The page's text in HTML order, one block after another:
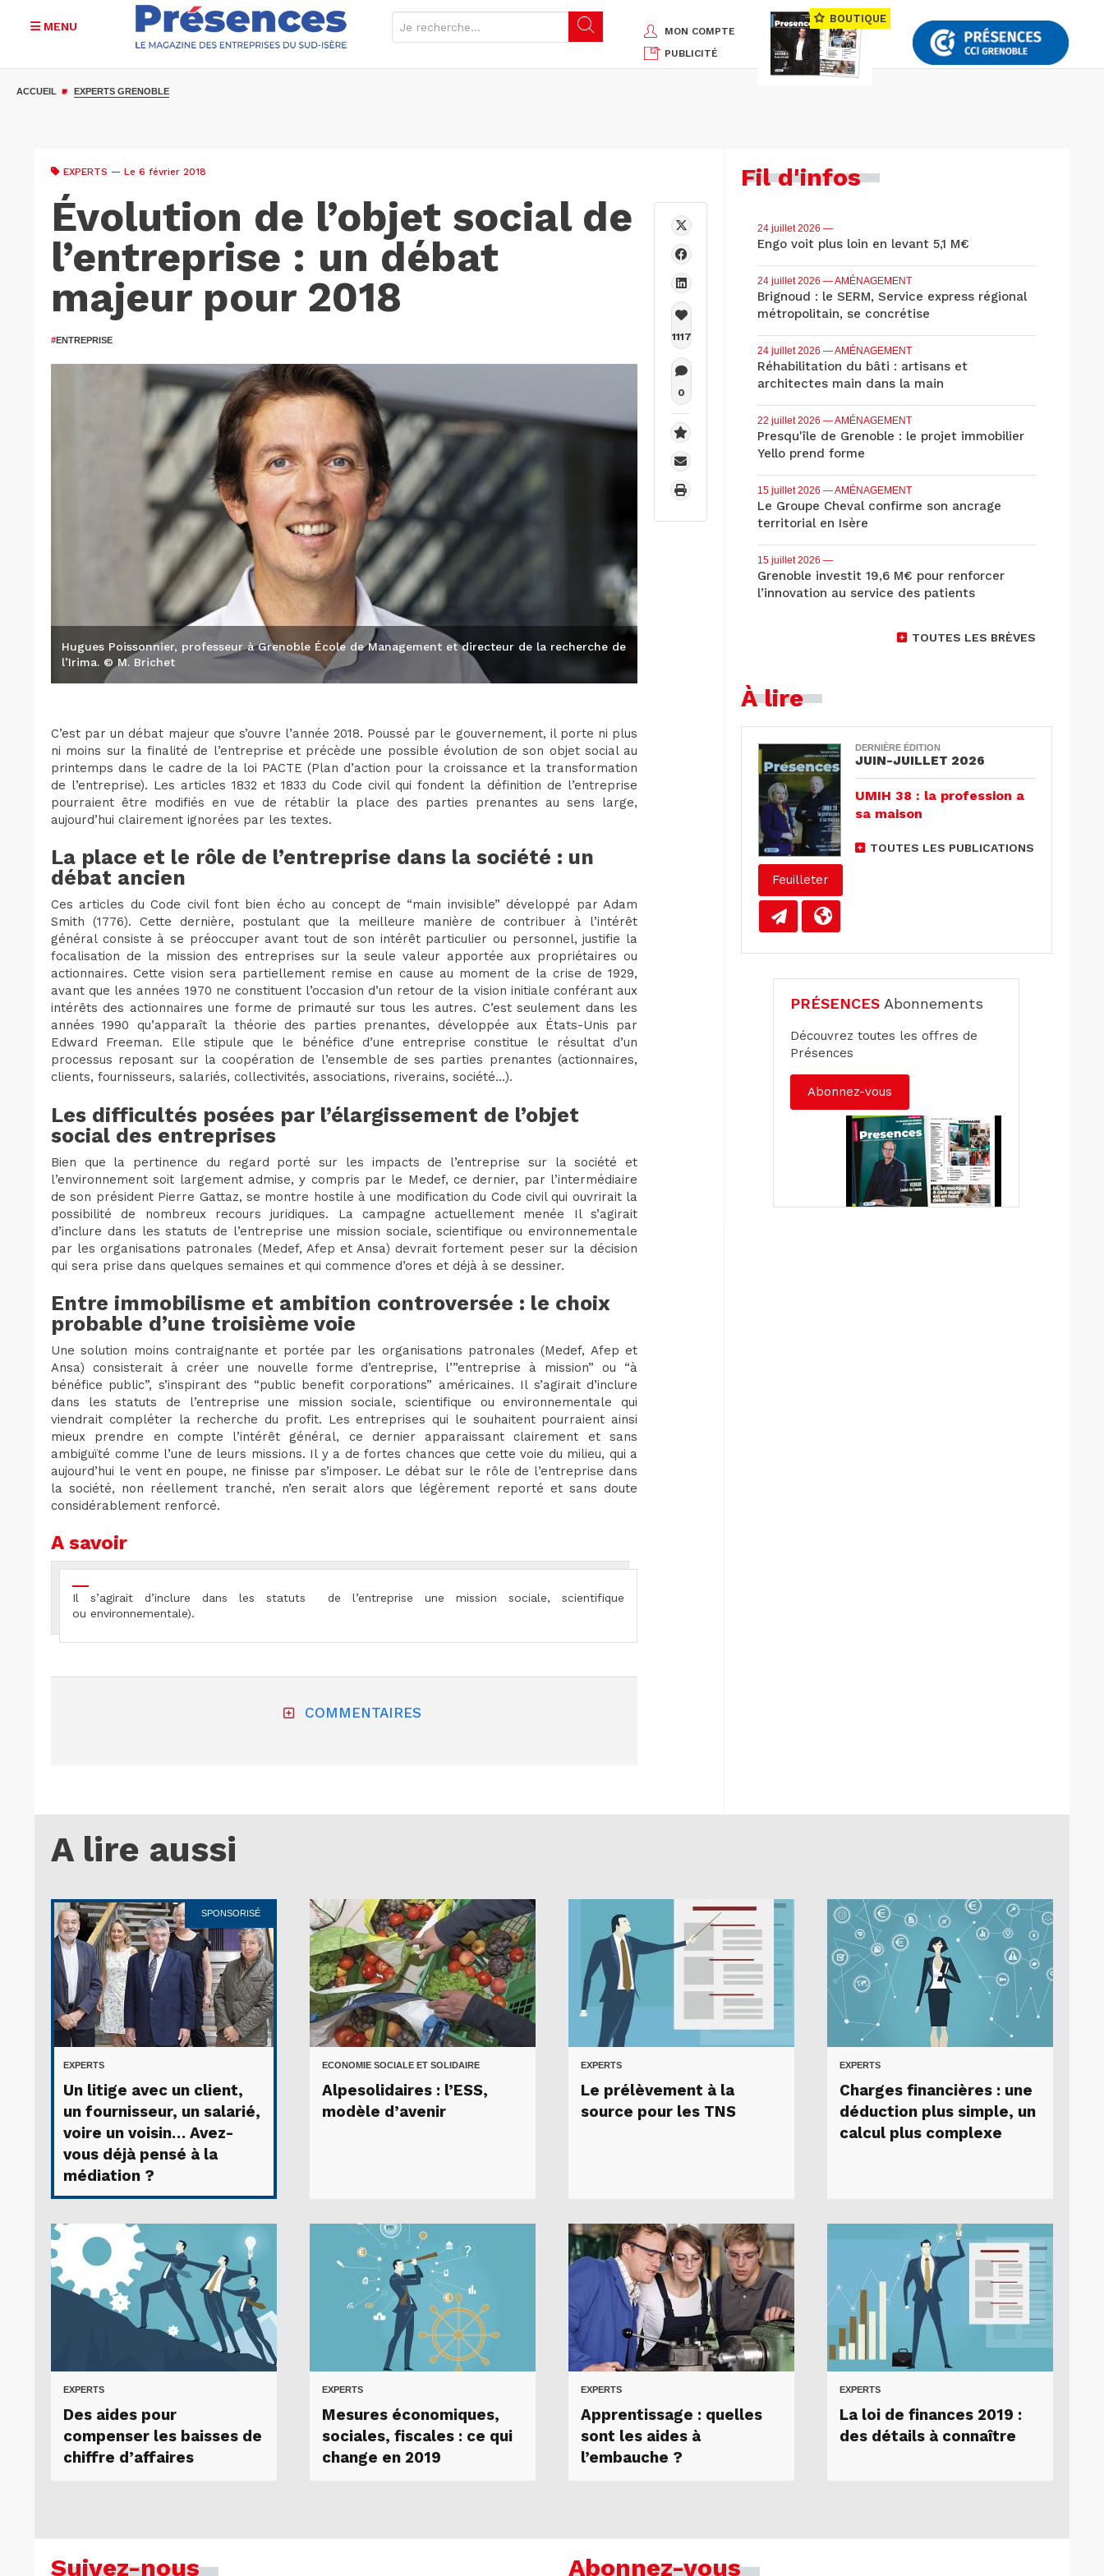
MENU
MON COMPTE
PUBLICITÉ
BOUTIQUE
ACCUEIL EXPERTS GRENOBLE
EXPERTS — Le 6 février 2018
Évolution de l’objet social de
l’entreprise : un débat
majeur pour 2018
#ENTREPRISE
Hugues Poissonnier, professeur à Grenoble École de Management et directeur de la recherche de
l’Irima. © M. Brichet
C’est par un débat majeur que s’ouvre l’année 2018. Poussé par le gouvernement, il porte ni plus
ni moins sur la finalité de l’entreprise et précède une possible évolution de son objet social au
printemps dans le cadre de la loi PACTE (Plan d’action pour la croissance et la transformation
de l’entreprise). Les articles 1832 et 1833 du Code civil qui fondent la définition de l’entreprise
pourraient être modifiés en vue de rétablir la place des parties prenantes au sens large,
aujourd’hui clairement ignorées par les textes.
La place et le rôle de l’entreprise dans la société : un
débat ancien
Ces articles du Code civil font bien écho au concept de “main invisible” développé par Adam
Smith (1776). Cette dernière, postulant que la meilleure manière de contribuer à l’intérêt
général consiste à se préoccuper avant tout de son intérêt particulier ou personnel, justifie la
focalisation de la mission des entreprises sur la seule valeur apportée aux propriétaires ou
actionnaires. Cette vision sera partiellement remise en cause au moment de la crise de 1929,
avant que les années 1970 ne constituent l’occasion d’un retour de la vision initiale conférant aux
intérêts des actionnaires une forme de primauté sur tous les autres. C’est seulement dans les
années 1990 qu’apparaît la théorie des parties prenantes, développée aux États-Unis par
Edward Freeman. Elle stipule que le bénéfice d’une entreprise constitue le résultat d’un
processus reposant sur la coopération de l’ensemble de ses parties prenantes (actionnaires,
clients, fournisseurs, salariés, collectivités, associations, riverains, société...).
Les difficultés posées par l’élargissement de l’objet
social des entreprises
Bien que la pertinence du regard porté sur les impacts de l’entreprise sur la société et
l’environnement soit largement admise, y compris par le Medef, ce dernier, par l’intermédiaire
de son président Pierre Gattaz, se montre hostile à une modification du Code civil qui ouvrirait la
possibilité de nombreux recours juridiques. La campagne actuellement menée Il s’agirait
d’inclure dans les statuts de l’entreprise une mission sociale, scientifique ou environnementale
par les organisations patronales (Medef, Afep et Ansa) devrait fortement peser sur la décision
qui sera prise dans quelques semaines et qui commence d’ores et déjà à se dessiner.
Entre immobilisme et ambition controversée : le choix
probable d’une troisième voie
Une solution moins contraignante et portée par les organisations patronales (Medef, Afep et
Ansa) consisterait à créer une nouvelle forme d’entreprise, l’”entreprise à mission” ou “à
bénéfice public”, s’inspirant des “public benefit corporations” américaines. Il s’agirait d’inclure
dans les statuts de l’entreprise une mission sociale, scientifique ou environnementale qui
viendrait compléter la recherche du profit. Les entreprises qui le souhaitent pourraient ainsi
mieux prendre en compte l’intérêt général, ce dernier apparaissant clairement et sans
ambiguïté comme l’une de leurs missions. Il y a de fortes chances que cette voie du milieu, qui a
aujourd’hui le vent en poupe, ne finisse par s’imposer. Le débat sur le rôle de l’entreprise dans
la société, non réellement tranché, n’en serait alors que légèrement reporté et sans doute
considérablement renforcé.
A savoir
Il s’agirait d’inclure dans les statuts de l’entreprise une mission sociale, scientifique
ou environnementale).
COMMENTAIRES
1117
0
Fil d'infos
24 juillet 2026 —
Engo voit plus loin en levant 5,1 M€
24 juillet 2026 — AMÉNAGEMENT
Brignoud : le SERM, Service express régional
métropolitain, se concrétise
24 juillet 2026 — AMÉNAGEMENT
Réhabilitation du bâti : artisans et
architectes main dans la main
22 juillet 2026 — AMÉNAGEMENT
Presqu'île de Grenoble : le projet immobilier
Yello prend forme
15 juillet 2026 — AMÉNAGEMENT
Le Groupe Cheval confirme son ancrage
territorial en Isère
15 juillet 2026 —
Grenoble investit 19,6 M€ pour renforcer
l’innovation au service des patients
TOUTES LES BRÈVES
À lire
Feuilleter
DERNIÈRE ÉDITION
JUIN-JUILLET 2026
UMIH 38 : la profession a
sa maison
TOUTES LES PUBLICATIONS
PRÉSENCES Abonnements
Découvrez toutes les offres de
Présences
Abonnez-vous
A lire aussi
SPONSORISÉ
EXPERTS
Un litige avec un client,
un fournisseur, un salarié,
voire un voisin… Avez-
vous déjà pensé à la
médiation ?
ECONOMIE SOCIALE ET SOLIDAIRE
Alpesolidaires : l’ESS,
modèle d’avenir
EXPERTS
Le prélèvement à la
source pour les TNS
EXPERTS
Charges financières : une
déduction plus simple, un
calcul plus complexe
EXPERTS
Des aides pour
compenser les baisses de
chiffre d’affaires
EXPERTS
Mesures économiques,
sociales, fiscales : ce qui
change en 2019
EXPERTS
Apprentissage : quelles
sont les aides à
l’embauche ?
EXPERTS
La loi de finances 2019 :
des détails à connaître
Suivez-nous Abonnez-vous